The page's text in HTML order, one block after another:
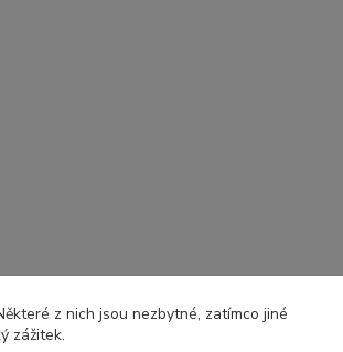
z nich jsou nezbytné, zatímco jiné
zážitek.